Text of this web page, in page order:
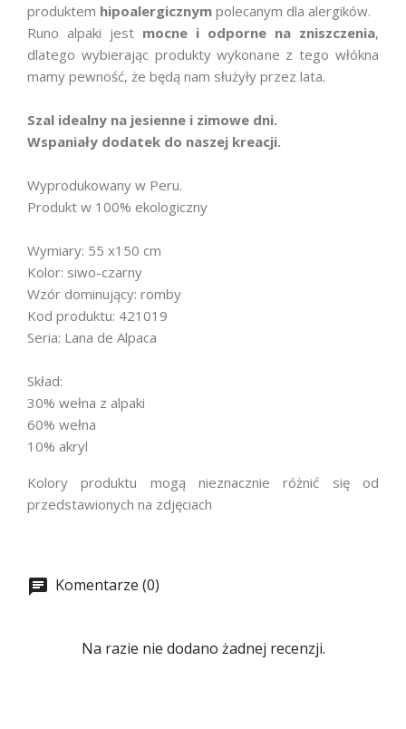
produktem hipoalergicznym polecanym dla alergików.
Runo alpaki jest mocne i odporne na zniszczenia,
dlatego wybierając produkty wykonane z tego włókna
mamy pewność, że będą nam służyły przez lata.
Szal idealny na jesienne i zimowe dni.
Wspaniały dodatek do naszej kreacji.
Wyprodukowany w Peru.
Produkt w 100% ekologiczny
Wymiary: 55 x150 cm
Kolor: siwo-czarny
Wzór dominujący: romby
Kod produktu: 421019
Seria: Lana de Alpaca
Skład:
30% wełna z alpaki
60% wełna
10% akryl
Kolory produktu mogą nieznacznie różnić się od
przedstawionych na zdjęciach
Komentarze (0)
Na razie nie dodano żadnej recenzji.